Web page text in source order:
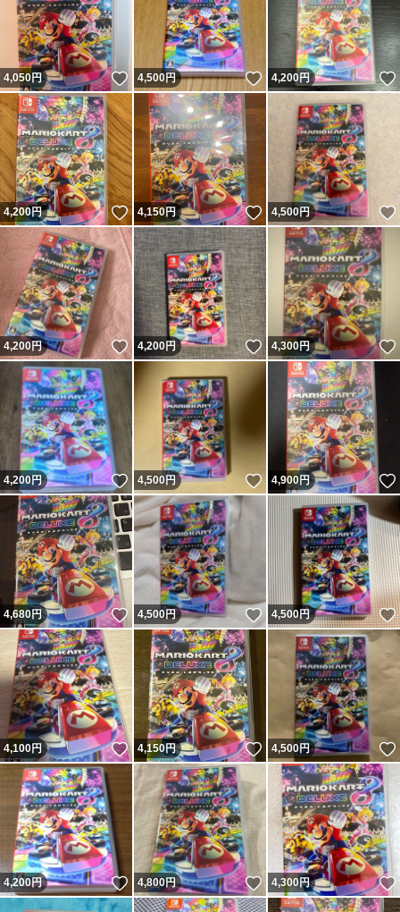
4,050円 いいね！
4,500円 いいね！
4,200円
4,200円 いいね！
4,150円 いいね！
4,500円
4,200円 いいね！
4,200円 いいね！
4,300円
4,200円 いいね！
4,500円 いいね！
4,900円
4,680円 いいね！
4,500円 いいね！
4,500円
4,100円 いいね！
4,150円 いいね！
4,500円
4,200円 いいね！
4,800円 いいね！
4,300円